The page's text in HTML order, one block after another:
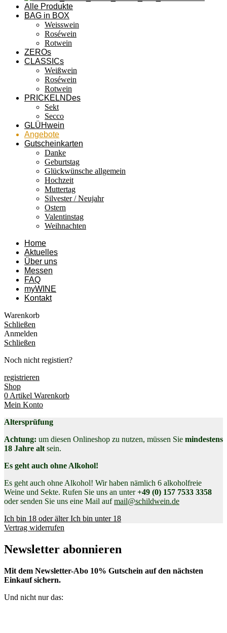
Alle Produkte
BAG in BOX
Weisswein
Roséwein
Rotwein
ZEROs
CLASSICs
Weißwein
Roséwein
Rotwein
PRICKELNDes
Sekt
Secco
GLÜHwein
Angebote
Gutscheinkarten
Danke
Geburtstag
Glückwünsche allgemein
Hochzeit
Muttertag
Silvester / Neujahr
Ostern
Valentinstag
Weihnachten
Home
Aktuelles
Über uns
Messen
FAQ
myWINE
Kontakt
Warenkorb
Schließen
Anmelden
Schließen
Noch nicht registiert?
registrieren
Shop
0 Artikel Warenkorb
Mein Konto
Altersprüfung
Achtung: um diesen Onlineshop zu nutzen, müssen Sie mindestens
18 Jahre alt sein.
Es geht auch ohne Alkohol!
Es geht auch ohne Alkohol! Wir haben nämlich 6 alkoholfreie
Weine und Sekte. Rufen Sie uns an unter+49 (0) 157 7533 3358
oder senden Sie uns eine Mail aufmail@schildwein.de
Ich bin 18 oder älterIch bin unter 18
Vertrag widerrufen
Newsletter abonnieren
Mit dem Newsletter-Abo 10% Gutschein auf den nächsten
Einkauf sichern.
Und nicht nur das: